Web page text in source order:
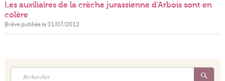
Les auxiliaires de la crèche jurassienne d'Arbois sont en
colère
Brève publiée le 31/07/2012